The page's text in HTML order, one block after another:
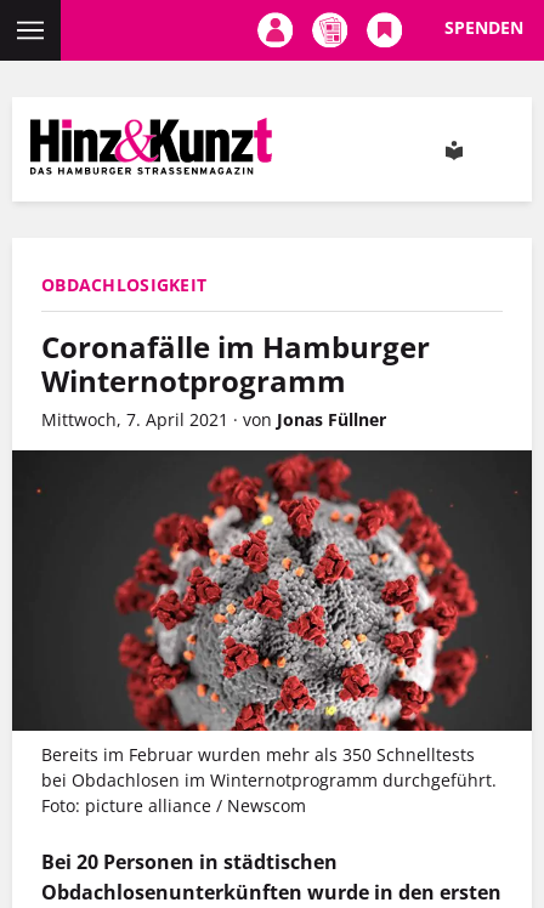
Inhalt
SPENDEN
OBDACHLOSIGKEIT
Coronafälle im Hamburger
Winternotprogramm
Mittwoch, 7. April 2021 · von Jonas Füllner
Bereits im Februar wurden mehr als 350 Schnelltests
bei Obdachlosen im Winternotprogramm durchgeführt.
Foto: picture alliance / Newscom
Bei 20 Personen in städtischen
Obdachlosenunterkünften wurde in den ersten